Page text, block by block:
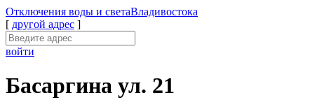
Отключения воды и светаВладивостока
[ другой адрес ]
войти
Басаргина ул. 21